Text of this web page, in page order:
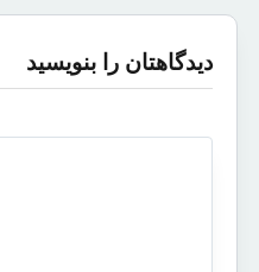
دیدگاهتان را بنویسید